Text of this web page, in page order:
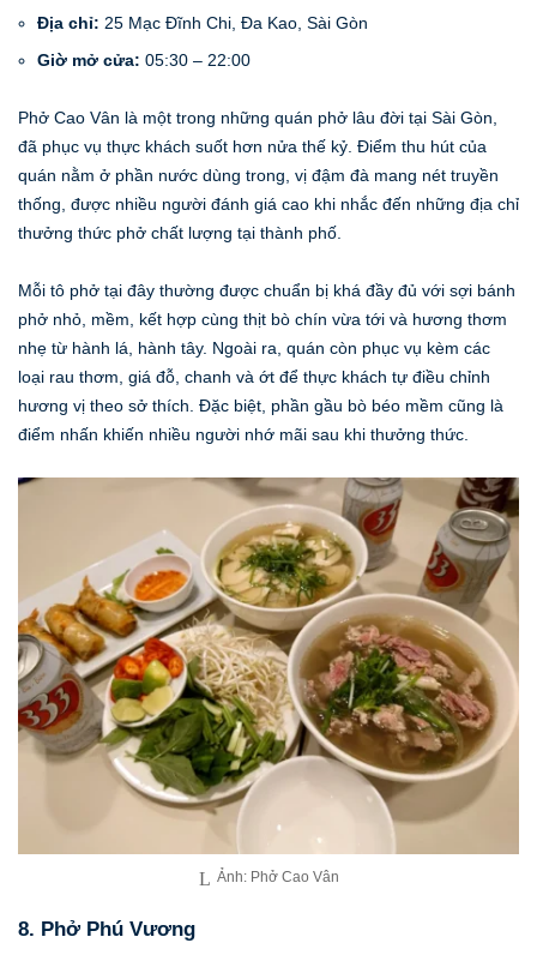
Địa chỉ: 25 Mạc Đĩnh Chi, Đa Kao, Sài Gòn
Giờ mở cửa: 05:30 – 22:00
Phở Cao Vân là một trong những quán phở lâu đời tại Sài Gòn,
đã phục vụ thực khách suốt hơn nửa thế kỷ. Điểm thu hút của
quán nằm ở phần nước dùng trong, vị đậm đà mang nét truyền
thống, được nhiều người đánh giá cao khi nhắc đến những địa chỉ
thưởng thức phở chất lượng tại thành phố.
Mỗi tô phở tại đây thường được chuẩn bị khá đầy đủ với sợi bánh
phở nhỏ, mềm, kết hợp cùng thịt bò chín vừa tới và hương thơm
nhẹ từ hành lá, hành tây. Ngoài ra, quán còn phục vụ kèm các
loại rau thơm, giá đỗ, chanh và ớt để thực khách tự điều chỉnh
hương vị theo sở thích. Đặc biệt, phần gầu bò béo mềm cũng là
điểm nhấn khiến nhiều người nhớ mãi sau khi thưởng thức.
Ảnh: Phở Cao Vân
8. Phở Phú Vương